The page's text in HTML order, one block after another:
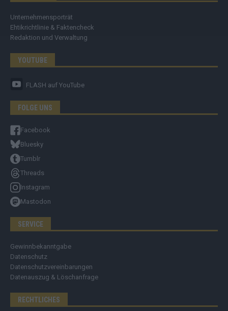
Unternehmensporträt
Ehtikrichtlinie & Faktencheck
Redaktion und Verwaltung
YOUTUBE
FLASH auf YouTube
FOLGE UNS
Facebook
Bluesky
Tumblr
Threads
Instagram
Mastodon
SERVICE
Gewinnbekanntgabe
Datenschutz
Datenschutzvereinbarungen
Datenauszug & Löschanfrage
RECHTLICHES